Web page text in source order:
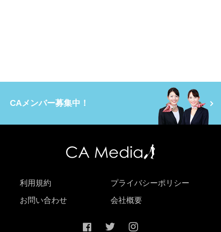
CAメンバー募集中！
利用規約 プライバシーポリシー
お問い合わせ 会社概要